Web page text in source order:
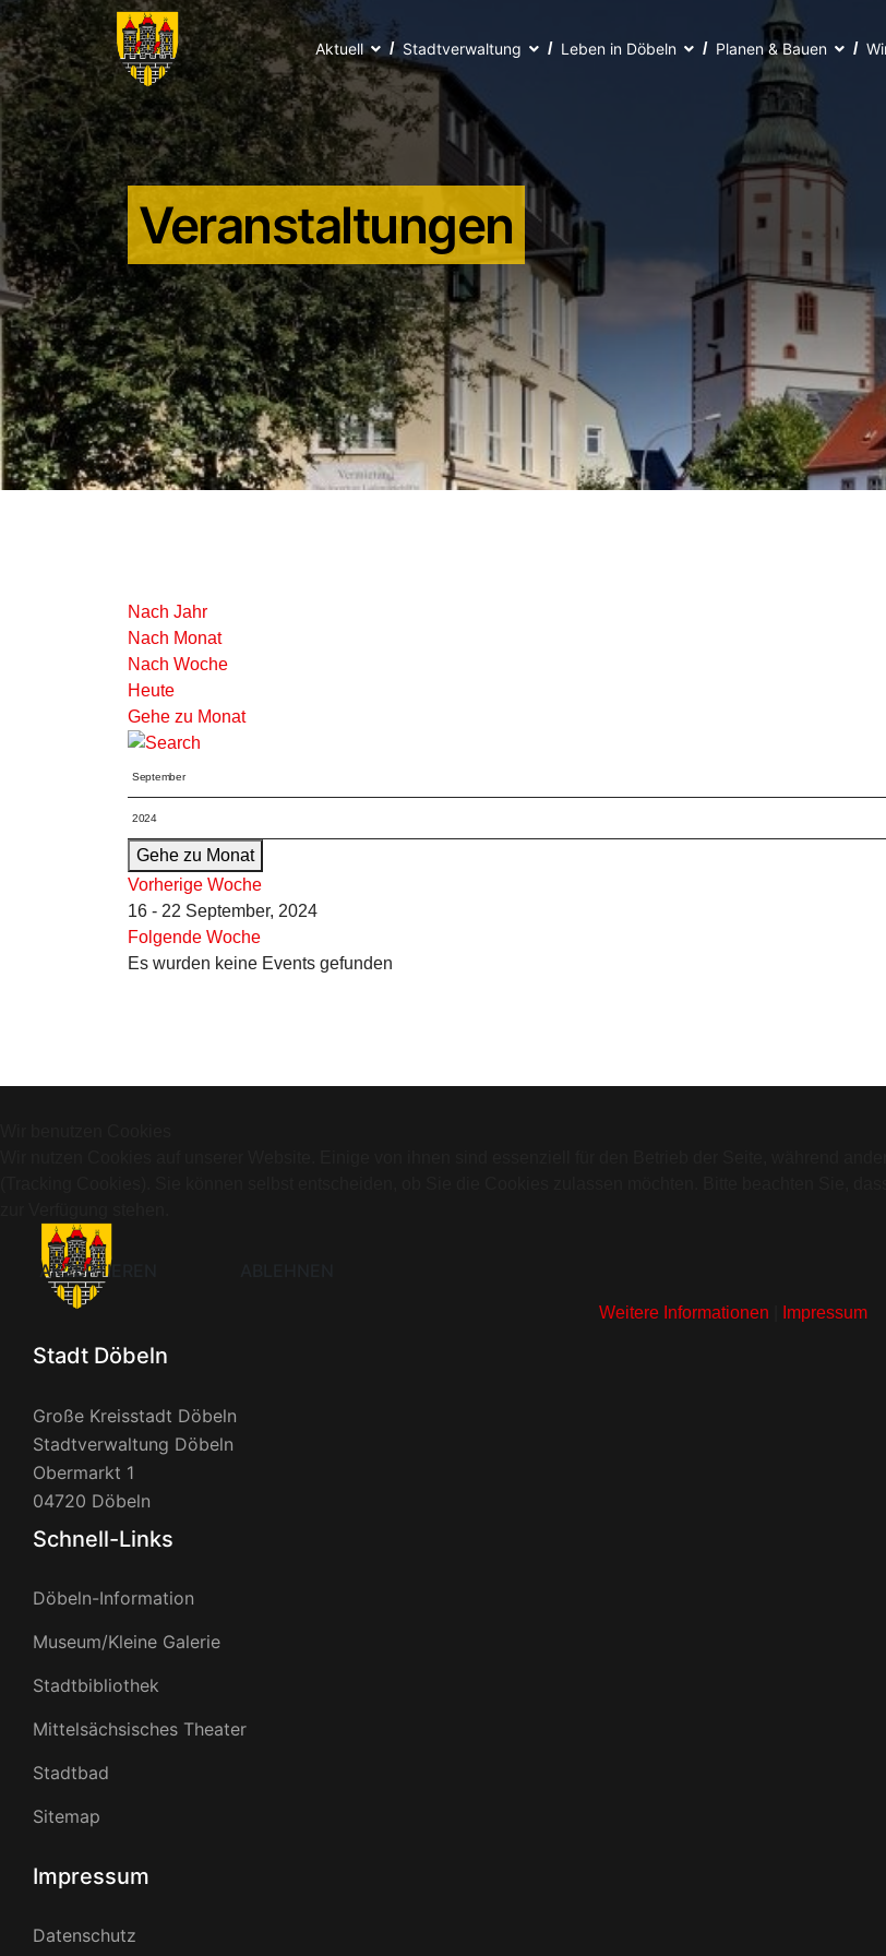
Aktuell Stadtverwaltung Leben in Döbeln Planen & Bauen
Veranstaltungen
Nach Jahr
Nach Monat
Nach Woche
Heute
Gehe zu Monat
Gehe zu Monat
Vorherige Woche
16 - 22 September, 2024
Folgende Woche
Es wurden keine Events gefunden
Stadt Döbeln
Große Kreisstadt Döbeln
Stadtverwaltung Döbeln
Obermarkt 1
04720 Döbeln
Schnell-Links
Döbeln-Information
Museum/Kleine Galerie
Stadtbibliothek
Mittelsächsisches Theater
Stadtbad
Sitemap
Impressum
Datenschutz
AKZEPTIEREN
Weitere Informationen Impressum